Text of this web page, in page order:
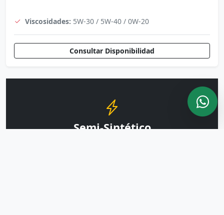
Viscosidades: 5W-30 / 5W-40 / 0W-20
Consultar Disponibilidad
Semi-Sintético